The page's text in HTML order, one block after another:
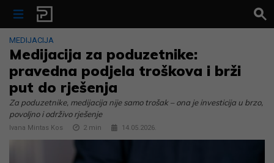
Skip to content
MEDIJACIJA
Medijacija za poduzetnike:
pravedna podjela troškova i brži
put do rješenja
Za poduzetnike, medijacija nije samo trošak – ona je investicija u brzo,
povoljno i održivo rješenje
Ivana Mintas Kos 2 min 14.05.2026.